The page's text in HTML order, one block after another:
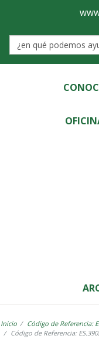
de
Castro-
Urdiales
Inicio
Código de Referencia:
Código de Referencia: